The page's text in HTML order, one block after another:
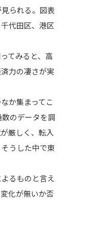
られる。図表
代田区、港区
てみると、高
力の凄さが実
か集まってこ
のデータを調
厳しく、転入
うした中で東
るものと言え
化が無いか否